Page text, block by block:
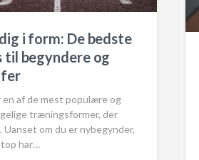
i form: De bedste
til begyndere og
en af de mest populære og
træningsformer, der
Uanset om du er nybegynder,
har…